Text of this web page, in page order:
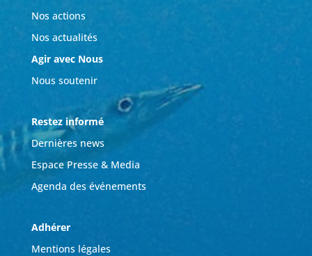
Nos actions
Nos actualités
Agir avec Nous
Nous soutenir
Restez informé
Dernières news
Espace Presse & Media
Agenda des événements
Adhérer
Mentions légales